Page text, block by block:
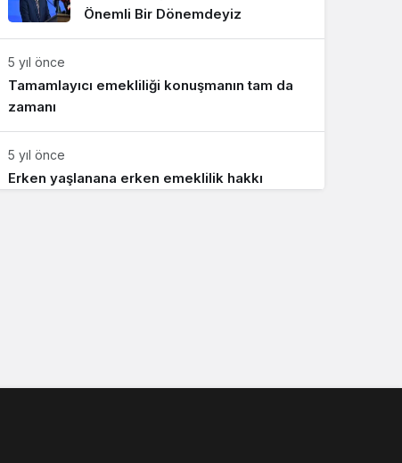
Önemli Bir Dönemdeyiz
5 yıl önce
Tamamlayıcı emekliliği konuşmanın tam da
zamanı
5 yıl önce
Erken yaşlanana erken emeklilik hakkı